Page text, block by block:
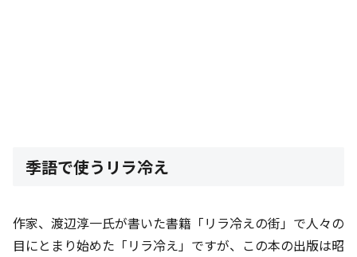
季語で使うリラ冷え
作家、渡辺淳一氏が書いた書籍「リラ冷えの街」で人々の
目にとまり始めた「リラ冷え」ですが、この本の出版は昭